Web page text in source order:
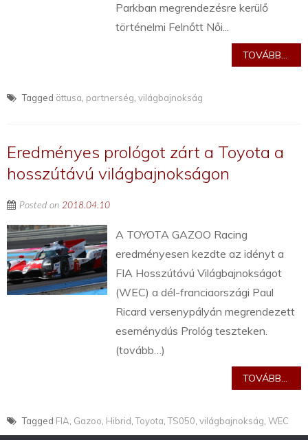
Parkban megrendezésre kerülő
történelmi Felnőtt Női...
TOVÁBB...
Tagged öttusa partnerség világbajnokság
Eredményes prológot zárt a Toyota a
hosszútávú világbajnokságon
Posted on 2018.04.10
A TOYOTA GAZOO Racing
eredményesen kezdte az idényt a
FIA Hosszútávú Világbajnokságot
(WEC) a dél-franciaországi Paul
Ricard versenypályán megrendezett
eseménydús Prológ teszteken.
(tovább…)
TOVÁBB...
Tagged FIA Gazoo Hibrid ,Toyota ,TS050 világbajnokság WEC